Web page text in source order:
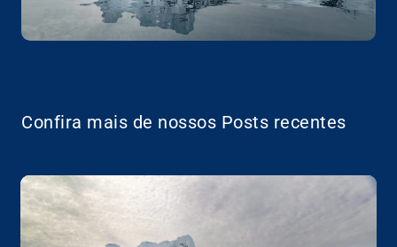
Confira mais de nossos Posts recentes